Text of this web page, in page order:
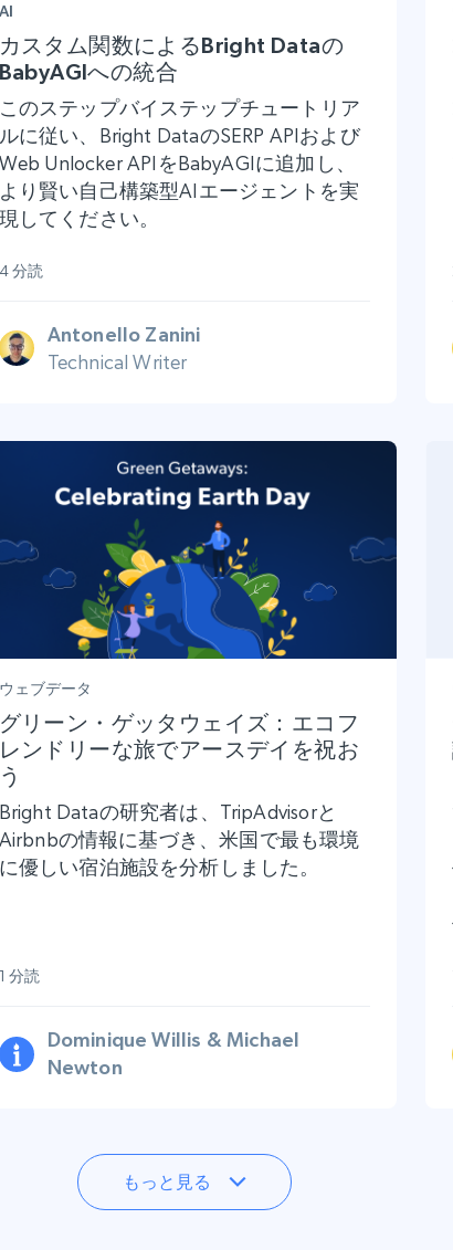
AI
カスタム関数によるBright Dataの
BabyAGIへの統合
このステップバイステップチュートリア
ルに従い、Bright DataのSERP APIおよび
Web Unlocker APIをBabyAGIに追加し、
より賢い自己構築型AIエージェントを実
現してください。
4 分読
Antonello Zanini
Technical Writer
ウェブデータ
グリーン・ゲッタウェイズ：エコフ
レンドリーな旅でアースデイを祝お
う
Bright Dataの研究者は、TripAdvisorと
Airbnbの情報に基づき、米国で最も環境
に優しい宿泊施設を分析しました。
1 分読
Dominique Willis & Michael
Newton
もっと見る